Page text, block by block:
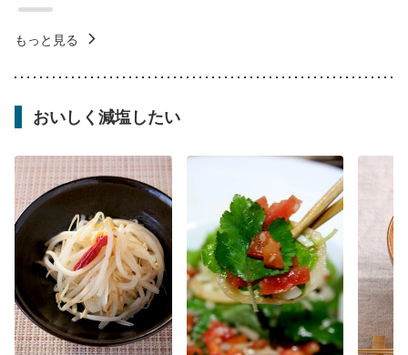
もっと見る
おいしく減塩したい